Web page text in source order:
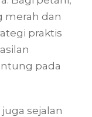
merah dan
praktis
pada
sejalan